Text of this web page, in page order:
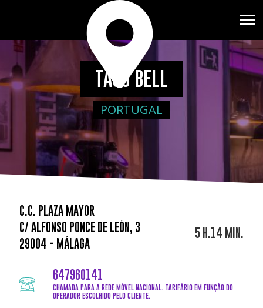
TACO BELL
PORTUGAL
C.C. PLAZA MAYOR
C/ ALFONSO PONCE DE LEÓN, 3
29004 - MÁLAGA
5 H.14 MIN.
647960141
CHAMADA PARA A REDE MÓVEL NACIONAL. TARIFÁRIO EM FUNÇÃO DO
OPERADOR ESCOLHIDO PELO CLIENTE.